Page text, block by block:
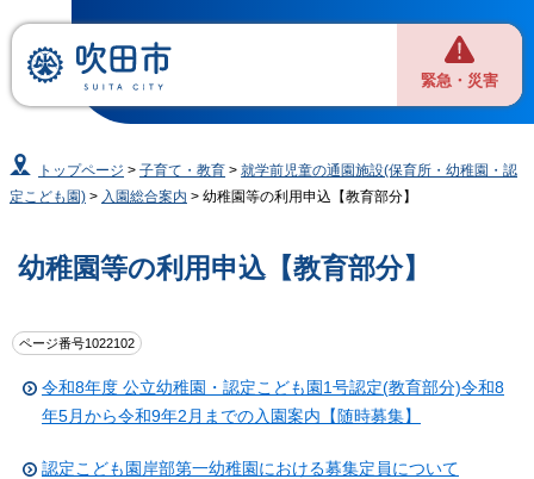
緊急・災害
トップページ >子育て・教育 >就学前児童の通園施設(保育所・幼稚園・認
定こども園) > 入園総合案内 > 幼稚園等の利用申込【教育部分】
幼稚園等の利用申込【教育部分】
ページ番号1022102
令和8年度 公立幼稚園・認定こども園1号認定(教育部分)令和8
年5月から令和9年2月までの入園案内【随時募集】
認定こども園岸部第一幼稚園における募集定員について